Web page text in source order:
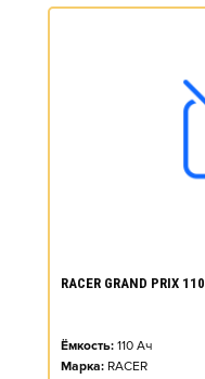
RACER GRAND PRIX
Ёмкость: 110 Ач
Марка: RACER